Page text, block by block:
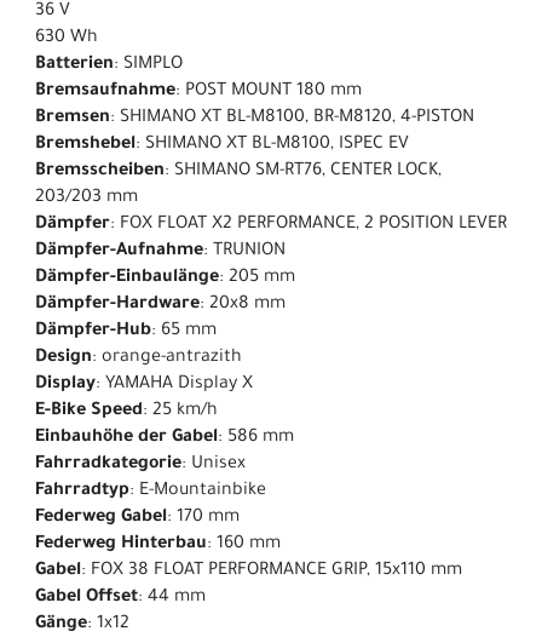
36 V
630 Wh
Batterien: SIMPLO
Bremsaufnahme: POST MOUNT 180 mm
Bremsen: SHIMANO XT BL-M8100, BR-M8120, 4-PISTON
Bremshebel: SHIMANO XT BL-M8100, ISPEC EV
Bremsscheiben: SHIMANO SM-RT76, CENTER LOCK,
203/203 mm
Dämpfer: FOX FLOAT X2 PERFORMANCE, 2 POSITION LEVER
Dämpfer-Aufnahme: TRUNION
Dämpfer-Einbaulänge: 205 mm
Dämpfer-Hardware: 20x8 mm
Dämpfer-Hub: 65 mm
Design: orange-antrazith
Display: YAMAHA Display X
E-Bike Speed: 25 km/h
Einbauhöhe der Gabel: 586 mm
Fahrradkategorie: Unisex
Fahrradtyp: E-Mountainbike
Federweg Gabel: 170 mm
Federweg Hinterbau: 160 mm
Gabel: FOX 38 FLOAT PERFORMANCE GRIP, 15x110 mm
Gabel Offset: 44 mm
Gänge: 1x12